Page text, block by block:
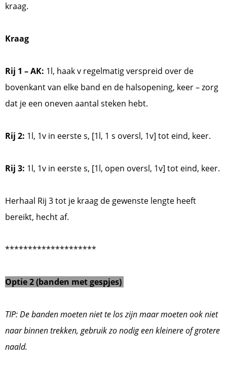
kraag.
Kraag
Rij 1 – AK: 1l, haak v regelmatig verspreid over de
bovenkant van elke band en de halsopening, keer – zorg
dat je een oneven aantal steken hebt.
Rij 2: 1l, 1v in eerste s, [1l, 1 s oversl, 1v] tot eind, keer.
Rij 3: 1l, 1v in eerste s, [1l, open oversl, 1v] tot eind, keer.
Herhaal Rij 3 tot je kraag de gewenste lengte heeft
bereikt, hecht af.
********************
Optie 2 (banden met gespjes)
TIP: De banden moeten niet te los zijn maar moeten ook niet
naar binnen trekken, gebruik zo nodig een kleinere of grotere
naald.